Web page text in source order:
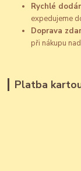
Rychlé
expedujeme
Doprava
při nákupu
Platba